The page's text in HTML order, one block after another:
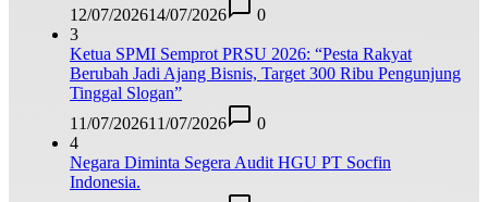
12/07/202614/07/2026
0
3
Ketua SPMI Semprot PRSU 2026: “Pesta Rakyat
Berubah Jadi Ajang Bisnis, Target 300 Ribu Pengunjung
Tinggal Slogan”
11/07/202611/07/2026
0
4
Negara Diminta Segera Audit HGU PT Socfin
Indonesia.